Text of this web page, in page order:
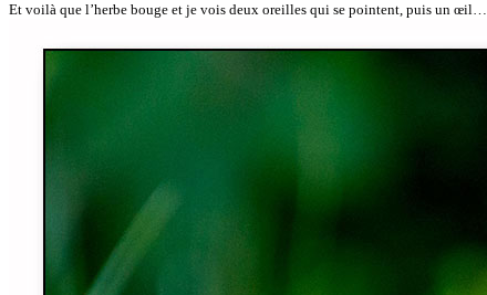
Et voilà que l’herbe bouge et je vois deux oreilles qui se pointent, puis un œil…